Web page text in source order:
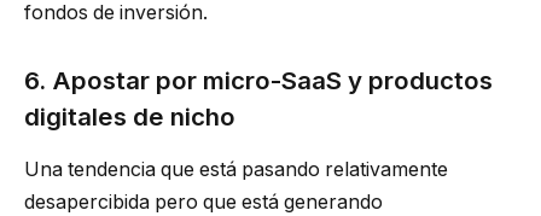
fondos de inversión.
6. Apostar por micro-SaaS y productos
digitales de nicho
Una tendencia que está pasando relativamente
desapercibida pero que está generando